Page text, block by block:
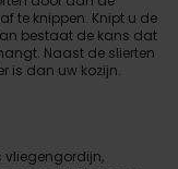
te knippen. Knipt u de
bestaat de kans dat
Naast de slierten
is dan uw kozijn.
vliegengordijn,